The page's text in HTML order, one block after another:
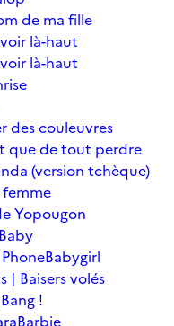
de ma fille
là-haut
là-haut
des couleuvres
que de tout perdre
(version tchèque)
femme
Yopougon
Baby
Babygirl
| Baisers volés
!
Barbie